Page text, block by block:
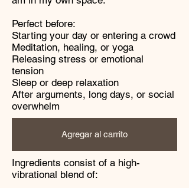
Perfect before:
Starting your day or entering a crowd
Meditation, healing, or yoga
Releasing stress or emotional
tension
Sleep or deep relaxation
After arguments, long days, or social
overwhelm
Agregar al carrito
Ingredients consist of a high-
vibrational blend of: